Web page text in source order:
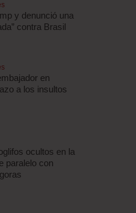
y denunció una
contra Brasil
en
a los insultos
ocultos en la
paralelo con